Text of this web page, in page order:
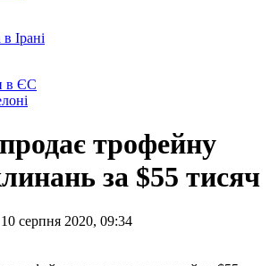
Ірані
в ЄС
трофейну
за $55 тисяч
серпня 2020, 09:34